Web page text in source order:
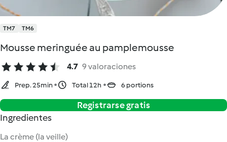
TM7 TM6
Mousse meringuée au pamplemousse
4.7 9 valoraciones
Prep. 25min Total 12h 6 portions
Registrarse gratis
Ingredientes
La crème (la veille)